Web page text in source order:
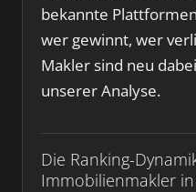
bekannte
wer gewinnt, wer
Makler sind neu
unserer Analyse.
Die Ranking-
Immobilienmakler